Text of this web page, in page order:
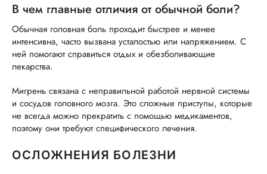
В чем главные отличия от обычной боли?
Обычная головная боль проходит быстрее и менее
интенсивна, часто вызвана усталостью или напряжением. С
ней помогают справиться отдых и обезболивающие
лекарства.
Мигрень связана с неправильной работой нервной системы
и сосудов головного мозга. Это сложные приступы, которые
не всегда можно прекратить с помощью медикаментов,
поэтому они требуют специфического лечения.
ОСЛОЖНЕНИЯ БОЛЕЗНИ